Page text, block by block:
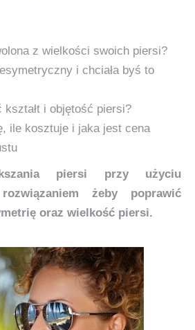
z wielkości swoich piersi?
i chciała byś to
kształt i objętość piersi?
ile kosztuje i jaka jest cena
piersi przy użyciu
żeby poprawić
oraz wielkość piersi.